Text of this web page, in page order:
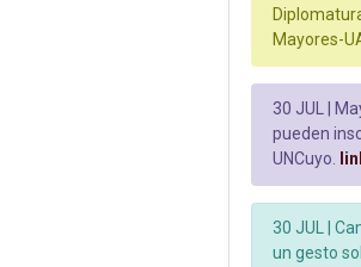
Mayores-
30 JUL |
pueden
UNCuyo.
30 JUL |
un gesto